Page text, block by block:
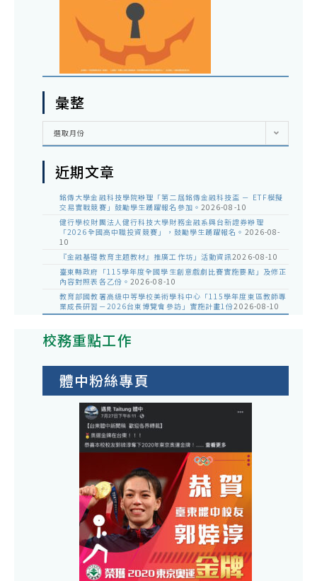
彙整
彙
選取月份
近期文章
銘傳大學金融科技學院辦理「第二屆銘傳金融科技盃 － ETF模擬
交易實戰競賽」鼓勵學生踴躍報名參加。 2026-08-10
健行學校財團法人健行科技大學財務金融系與台新證券辦理
「2026全國高中職投資競賽」，鼓勵學生踴躍報名。 2026-08-
10
『金融基礎教育主題教材』推廣工作坊」活動資訊2026-08-10
臺東縣政府「115學年度全國學生創意戲劇比賽實施要點」及修正
內容對照表各乙份。 2026-08-10
教育部國教署高級中等學校美術學科中心「115學年度東區教師專
業成長研習－2026台東博覽會參訪」實施計畫1份2026-08-10
校務重點工作
體中粉絲專頁